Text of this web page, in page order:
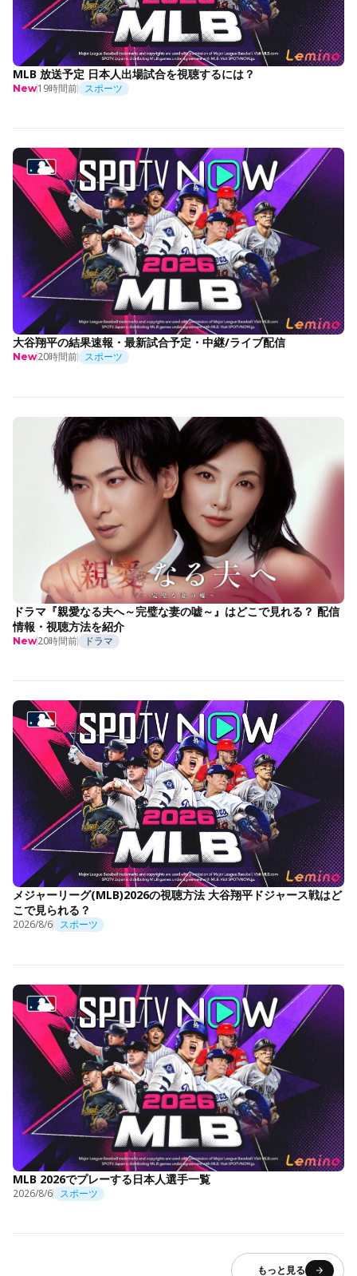
MLB 放送予定 日本人出場試合を視聴するには？
New19時間前 スポーツ
大谷翔平の結果速報・最新試合予定・中継/ライブ配信
New20時間前 スポーツ
ドラマ『親愛なる夫へ～完璧な妻の嘘～』はどこで見れる？ 配信
情報・視聴方法を紹介
New20時間前 ドラマ
メジャーリーグ(MLB)2026の視聴方法 大谷翔平ドジャース戦はど
こで見られる？
2026/8/6 スポーツ
MLB 2026でプレーする日本人選手一覧
2026/8/6 スポーツ
もっと見る